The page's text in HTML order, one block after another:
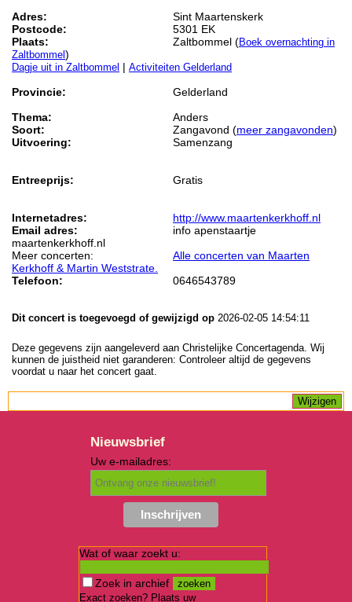
Adres:
Sint Maartenskerk
Postcode:
5301 EK
Plaats:
Zaltbommel (Boek overnachting in
Zaltbommel )
Dagje uit in Zaltbommel | Activiteiten Gelderland
Provincie:
Gelderland
Thema:
Anders
Soort:
Zangavond (meer zangavonden)
Uitvoering:
Samenzang
Entreeprijs: Gratis
Internetadres:
http://www.maartenkerkhoff.nl
Email adres:
info apenstaartje
maartenkerkhoff.nl
Meer concerten:
Alle concerten van Maarten
Kerkhoff & Martin Weststrate.
Telefoon:
0646543789
Dit concert is toegevoegd of gewijzigd op 2026-02-05 14:54:11
Deze gegevens zijn aangeleverd aan Christelijke Concertagenda. Wij
kunnen de juistheid niet garanderen: Controleer altijd de gegevens
voordat u naar het concert gaat.
Nieuwsbrief
Uw e-mailadres:
Wat of waar zoekt u:
Zoek in archief
Exact zoeken? Plaats uw